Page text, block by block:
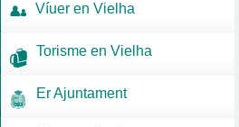
Víuer en Vielha
Torisme en Vielha
Er Ajuntament